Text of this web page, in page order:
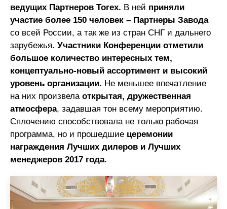
ведущих Партнеров Torex. В ней приняли
участие более 150 человек – Партнеры Завода
со всей России, а так же из стран СНГ и дальнего
зарубежья. Участники Конференции отметили
большое количество интересных тем,
концептуально-новый ассортимент и высокий
уровень организации. Не меньшее впечатление
на них произвела открытая, дружественная
атмосфера, задавшая тон всему мероприятию.
Сплочению способствовала не только рабочая
программа, но и прошедшие церемонии
награждения Лучших дилеров и Лучших
менеджеров 2017 года.